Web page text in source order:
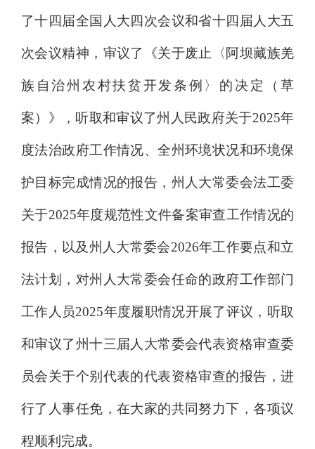
了十四届全国人大四次会议和省十四届人大五
次会议精神， 审议了《关于废止〈阿坝藏族羌
族自治州农村扶贫开发条例〉的决定（草
案）》，听取和审议了州人民政府关于2025年
度法治政府工作情况、全州环境状况和环境保
护目标完成情况的报告，州人大常委会法工委
关于2025年度规范性文件备案审查工作情况的
报告，以及州人大常委会2026年工作要点和立
法计划，对州人大常委会任命的政府工作部门
工作人员2025年度履职情况开展了评议，听取
和审议了州十三届人大常委会代表资格审查委
员会关于个别代表的代表资格审查的报告， 进
行了人事任免 ，在大家的共同努力下，各项议
程顺利完成。